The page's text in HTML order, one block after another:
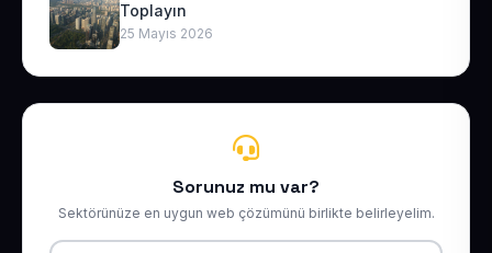
Toplayın
25 Mayıs 2026
Sorunuz mu var?
Sektörünüze en uygun web çözümünü birlikte belirleyelim.